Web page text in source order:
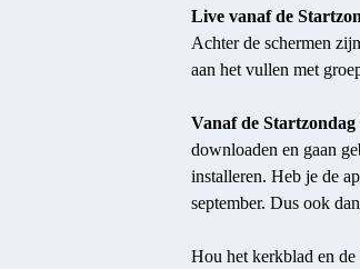
Live vanaf de
Achter de schermen
aan het vullen met
Vanaf de
downloaden en gaan
installeren. Heb je de
september. Dus ook
Hou het kerkblad en